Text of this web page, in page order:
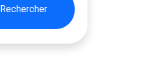
Rechercher